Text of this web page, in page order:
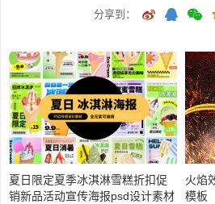
分享到：
夏日限定夏季冰淇淋雪糕折扣促
销新品活动宣传海报psd设计素材
火焰
模板